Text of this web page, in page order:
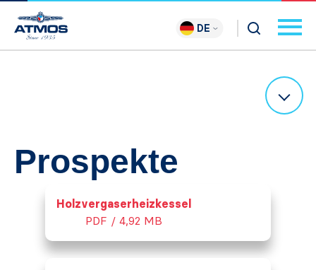
DE
Prospekte
Holzvergaserheizkessel
PDF / 4,92 MB